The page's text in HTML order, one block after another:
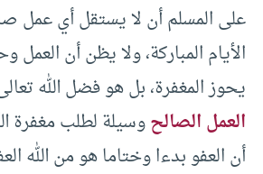
على المسلم أن لا يستقل أي عمل
الأيام المباركة، ولا يظن أن
يحوز المغفرة، بل هو فضل الله
العمل الصالحوسيلة لطلب مغفرة
أن العفو بدءا وختاما هو من الله